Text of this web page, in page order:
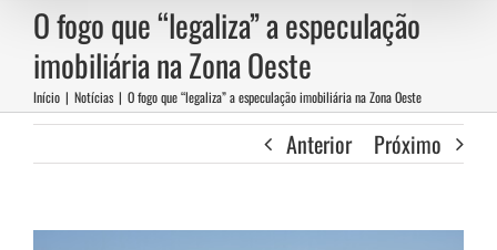
O fogo que “legaliza” a especulação
imobiliária na Zona Oeste
Início | Notícias | O fogo que “legaliza” a especulação imobiliária na Zona Oeste
Anterior Próximo